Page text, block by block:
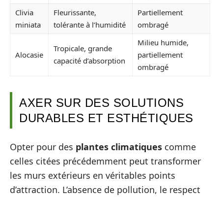
Clivia
miniata
Fleurissante,
tolérante à l’humidité
Partiellement
ombragé
Alocasie
Tropicale, grande
capacité d’absorption
Milieu humide,
partiellement
ombragé
AXER SUR DES SOLUTIONS
DURABLES ET ESTHÉTIQUES
Opter pour des plantes climatiques comme
celles citées précédemment peut transformer
les murs extérieurs en véritables points
d’attraction. L’absence de pollution, le respect